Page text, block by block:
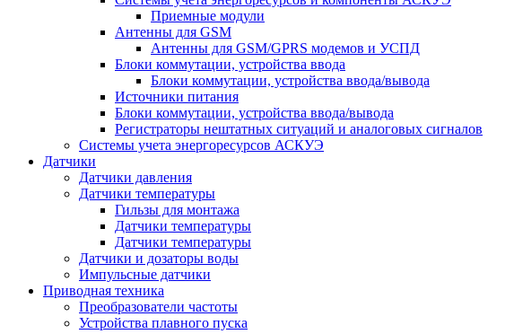
Приемные модули
Антенны для GSM
Антенны для GSM/GPRS модемов и УСПД
Блоки коммутации, устройства ввода
Блоки коммутации, устройства ввода/вывода
Источники питания
Блоки коммутации, устройства ввода/вывода
Регистраторы нештатных ситуаций и аналоговых сигналов
Системы учета энергоресурсов АСКУЭ
Датчики
Датчики давления
Датчики температуры
Гильзы для монтажа
Датчики температуры
Датчики температуры
Датчики и дозаторы воды
Импульсные датчики
Приводная техника
Преобразователи частоты
Устройства плавного пуска